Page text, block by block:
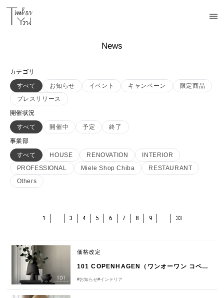
News
カテゴリ
すべて
お知らせ イベント キャンペーン
限定商品
プレスリリース
開催状況
すべて
開催中 予定
終了
事業部
すべて
HOUSE RENOVATION
INTERIOR
PROFESSIONAL
Miele Shop Chiba
RESTAURANT
Others
1 … 3 4 5 6 7 8 9 … 33
価格改定
101 COPENHAGEN（ワンオーワン コペンハーゲン）3/1（日）価格改定のお知らせ
#お知らせ#インテリア